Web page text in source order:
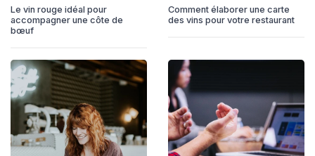
Le vin rouge idéal pour
accompagner une côte de
bœuf
Comment élaborer une carte
des vins pour votre restaurant